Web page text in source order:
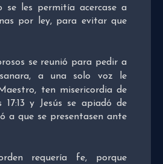
se les permitía acercase a
por ley, para evitar que
se reunió para pedir a
a una solo voz le
Maestro, ten misericordia de
17:13 y Jesús se apiadó de
a que se presentasen ante
requería fe, porque